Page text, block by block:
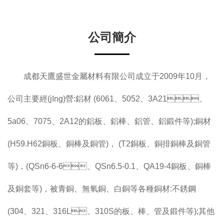
公司簡介
成都天鷹盛世金屬材料有限公司成立于2009年10月，
公司主要經(jīng)營:鋁材 (6061、5052、3A21、
5a06、7075、2A12的鋁板、鋁棒、鋁管、鋁鍛件等);銅材
(H59.H62銅板、銅棒及銅管)， (T2銅板、銅排銅棒及銅管
等)，(QSn6-6-6、QSn6.5-0.1、QA19-4銅板、銅棒
及銅套等)，被青銅、無氧銅、白銅等各種銅材:不銹鋼
(304、321、316L、310S的板、棒、管及鍛件等);其他